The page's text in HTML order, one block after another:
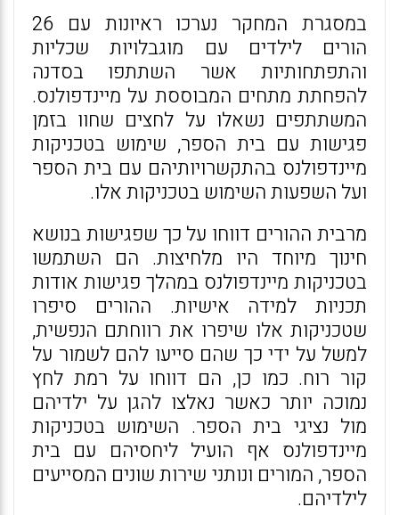
במסגרת המחקר נערכו ראיונות עם 26
הורים לילדים עם מוגבלויות שכליות
והתפתחותיות אשר השתתפו בסדנה
להפחתת מתחים המבוססת על מיינדפולנס.
המשתתפים נשאלו על לחצים שחוו בזמן
פגישות עם בית הספר, שימוש בטכניקות
מיינדפולנס בהתקשרויותיהם עם בית הספר
ועל השפעות השימוש בטכניקות אלו.
מרבית ההורים דווחו על כך שפגישות בנושא
חינוך מיוחד היו מלחיצות. הם השתמשו
בטכניקות מיינדפולנס במהלך פגישות אודות
תכניות למידה אישיות. ההורים סיפרו
שטכניקות אלו שיפרו את רווחתם הנפשית,
למשל על ידי כך שהם סייעו להם לשמור על
קור רוח. כמו כן, הם דווחו על רמת לחץ
נמוכה יותר כאשר נאלצו להגן על ילדיהם
מול נציגי בית הספר. השימוש בטכניקות
מיינדפולנס אף הועיל ליחסיהם עם בית
הספר, המורים ונותני שירות שונים המסייעים
לילדיהם.